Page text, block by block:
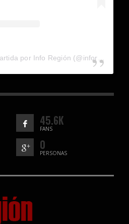
45.6K
FANS
0
PERSONAS